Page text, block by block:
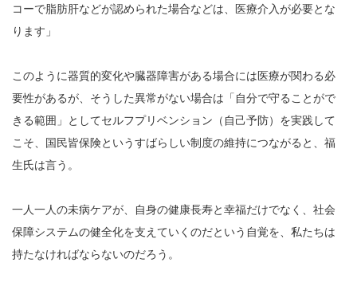
コーで脂肪肝などが認められた場合などは、医療介入が必要とな
ります」
このように器質的変化や臓器障害がある場合には医療が関わる必
要性があるが、そうした異常がない場合は「自分で守ることがで
きる範囲」としてセルフプリベンション（自己予防）を実践して
こそ、国民皆保険というすばらしい制度の維持につながると、福
生氏は言う。
一人一人の未病ケアが、自身の健康長寿と幸福だけでなく、社会
保障システムの健全化を支えていくのだという自覚を、私たちは
持たなければならないのだろう。